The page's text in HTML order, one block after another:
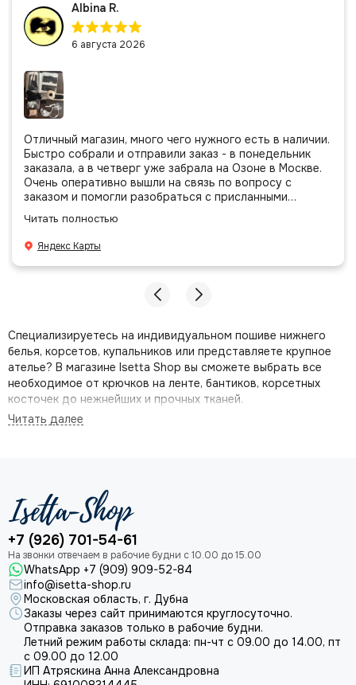
Albina R.
6 августа 2026
Отличный магазин, много чего нужного есть в наличии.
Быстро собрали и отправили заказ - в понедельник
заказала, а в четверг уже забрала на Озоне в Москве.
Очень оперативно вышли на связь по вопросу с
заказом и помогли разобраться с присланными
даже есть подарочек, очень приятно. Спасибо
большое команде!
Читать полностью
Яндекс Карты
Специализируетесь на индивидуальном пошиве нижнего
белья, корсетов, купальников или представляете крупное
ателье? В магазине Isetta Shop вы сможете выбрать все
необходимое от крючков на ленте, бантиков, корсетных
косточек до нежнейших и прочных тканей.
на сайте указана за комплект из 2 шт.
Качество продукции мы проверяем лично при поступлении
на склад и перед отправкой заказов нашим клиентам.
Выгодно купить корсетные косточки можно, принимая
участие в программе накопительных скидок.
Где и как купить корсетные косточки от
проверенного поставщика
+7 (926) 701-54-61
WhatsApp +7 (909) 909-52-84
info@isetta-shop.ru
Московская область, г. Дубна
Заказы через сайт принимаются круглосуточно.
Отправка заказов только в рабочие будни.
Летний режим работы склада: пн-чт с 09.00 до 14.00, пт
с 09.00 до 12.00
ИП Атряскина Анна Александровна